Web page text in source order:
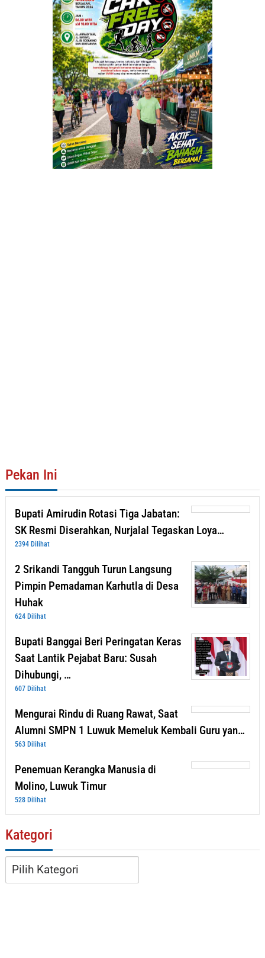
Pekan Ini
Bupati Amirudin Rotasi Tiga Jabatan:
SK Resmi Diserahkan, Nurjalal Tegaskan Loya…
2394 Dilihat
2 Srikandi Tangguh Turun Langsung
Pimpin Pemadaman Karhutla di Desa
Huhak
624 Dilihat
Bupati Banggai Beri Peringatan Keras
Saat Lantik Pejabat Baru: Susah
Dihubungi, …
607 Dilihat
Mengurai Rindu di Ruang Rawat, Saat
Alumni SMPN 1 Luwuk Memeluk Kembali Guru yan…
563 Dilihat
Penemuan Kerangka Manusia di
Molino, Luwuk Timur
528 Dilihat
Kategori
Kategori